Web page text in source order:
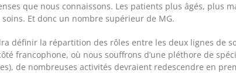
que nous connaissons. Les patients plus âgés, plus
Et donc un nombre supérieur de MG.
définir la répartition des rôles entre les deux lignes de
francophone, où nous souffrons d’une pléthore de
de nombreuses activités devraient redescendre en